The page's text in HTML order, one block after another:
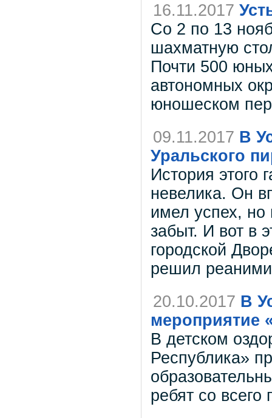
16.11.2017
Со 2 по 13
шахматную
Почти 500
автономных
юношеском
09.11.2017 В
Уральского
История этого
невелика. Он
имел успех, но
забыт. И вот в
городской
решил
20.10.2017 В
мероприятие
В детском
Республика»
ребят со всего